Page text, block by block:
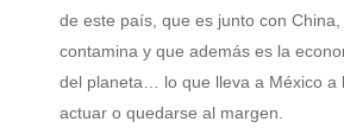
de este país, que es junto con
contamina y que además es la
del planeta… lo que lleva a México a
actuar o quedarse al margen.